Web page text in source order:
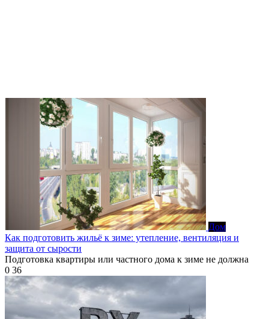
Дом
Как подготовить жильё к зиме: утепление, вентиляция и
защита от сырости
Подготовка квартиры или частного дома к зиме не должна
0 36